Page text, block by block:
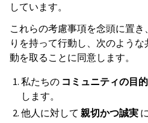
しています。
これらの考慮事項を念頭に置
りを持って行動し、次のよう
動を取ることに同意します。
私たちの コミュニティの目的
します。
他人に対して親切かつ誠実